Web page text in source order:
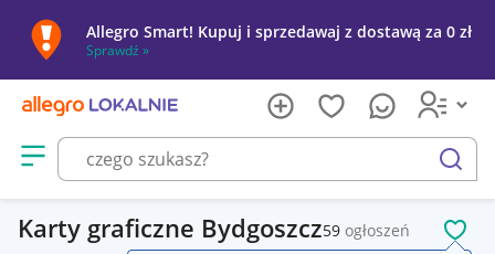
Allegro Smart! Kupuj i sprzedawaj z dostawą za 0 zł
Sprawdź »
Otwórz menu z kategoriami
szukaj
Karty graficzne Bydgoszcz59 ogłoszeń